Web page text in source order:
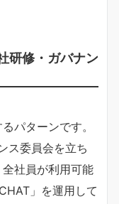
研修・ガバナン
パターンです。
ス委員会を立ち
社員が利用可能
」を運用して